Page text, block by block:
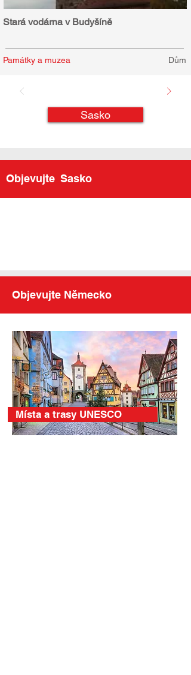
Stará vodárna v Budyšíně
Památky a muzea Dům
Sasko
Objevujte Sasko
Objevujte Německo
Místa a trasy UNESCO